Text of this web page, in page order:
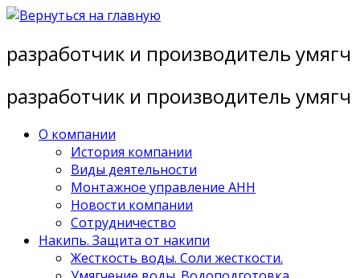
Перейти
содержимому
разработчик и производитель
разработчик и производитель
О компании
История компании
Виды деятельности
Монтажное управление АНН
Новости компании
Сотрудничество
Накипь. Защита от накипи
Жесткость воды. Соли жесткости.